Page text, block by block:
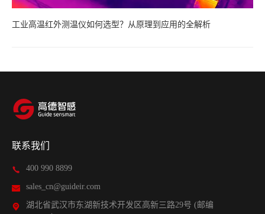
工业高温红外测温仪如何选型？从原理到应用的全解析
联系我们
400 990 8899
sales_cn@guideir.com
湖北省武汉市东湖新技术开发区高新三路29号 (邮编